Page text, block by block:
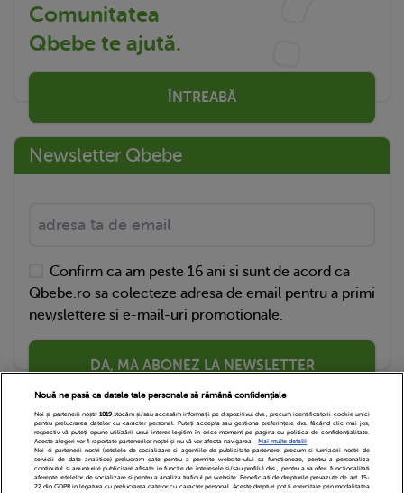
Comunitatea
Qbebe te ajută.
ÎNTREABĂ
Newsletter Qbebe
Confirm ca am peste 16 ani si sunt de acord ca
Qbebe.ro sa colecteze adresa de email pentru a primi
newslettere si e-mail-uri promotionale.
DA, MA ABONEZ LA NEWSLETTER
Nouă ne pasă ca datele tale personale să rămână confidențiale
Noi și partenerii noștri 1019stocăm și/sau accesăm informații pe dispozitivul dvs., precum identificatorii cookie unici
pentru prelucrarea datelor cu caracter personal. Puteți accepta sau gestiona preferințele dvs. făcând clic mai jos,
respectiv vă puteți opune utilizării unui interes legitim în orice moment pe pagina cu politica de confidențialitate.
Aceste alegeri vor fi raportate partenerilor noștri și nu vă vor afecta navigarea.
Mai multe detalii
Noi si partenerii nostri (retelele de socializare si agentiile de publicitate partenere, precum si furnizorii nostri de
servicii de date analitice) prelucram date pentru a permite website-ului sa functioneze, pentru a personaliza
continutul si anunturile publicitare afisate in functie de interesele si/sau profilul dvs., pentru a va oferi functionalitati
aferente retelelor de socializare si pentru a analiza traficul pe website. Beneficiati de drepturile prevazute de art. 15-
22 din GDPR in legatura cu prelucrarea datelor cu caracter personal. Aceste drepturi pot fi exercitate prin modalitatea